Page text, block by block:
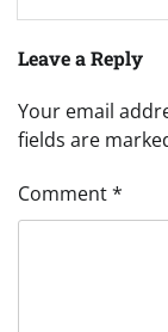
Leave a Reply
Your email
fields are
Comment*